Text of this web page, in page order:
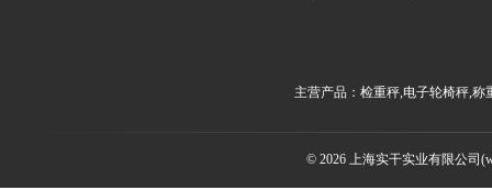
主营产品：检重秤,电子轮椅秤,
© 2026 上海实干实业有限公司